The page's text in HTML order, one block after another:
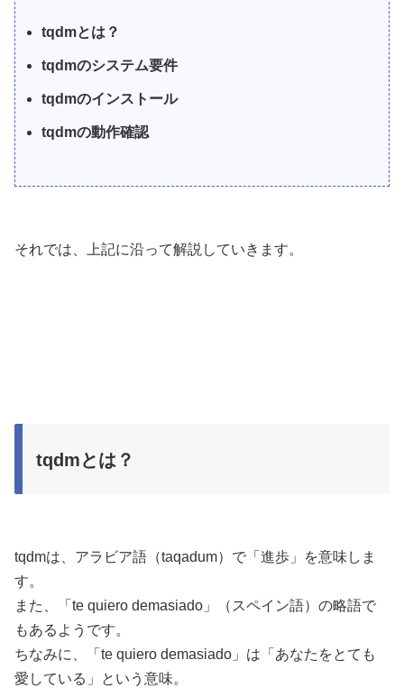
tqdmとは？
tqdmのシステム要件
tqdmのインストール
tqdmの動作確認
それでは、上記に沿って解説していきます。
tqdmとは？
tqdmは、アラビア語（taqadum）で「進歩」を意味しま
す。
また、「te quiero demasiado」（スペイン語）の略語で
もあるようです。
ちなみに、「te quiero demasiado」は「あなたをとても
愛している」という意味。